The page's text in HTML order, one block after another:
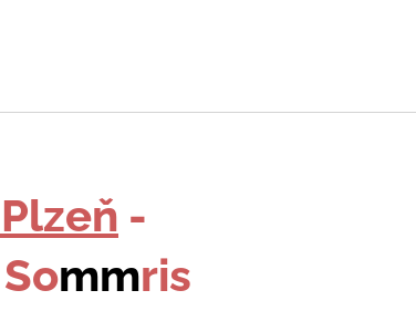
-
mmris